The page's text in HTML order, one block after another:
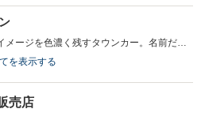
を表示する
売店